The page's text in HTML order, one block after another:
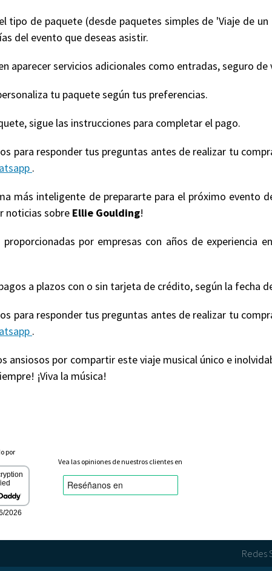
tipo de paquete (desde paquetes simples de 'Viaje de
del evento que deseas asistir.
aparecer servicios adicionales como entradas, seguro
tu paquete según tus preferencias.
sigue las instrucciones para completar el pago.
para responder tus preguntas antes de realizar tu
.
más inteligente de prepararte para el próximo evento
noticias sobre Ellie Goulding!
por empresas con años de experiencia
a plazos con o sin tarjeta de crédito, según la fecha
para responder tus preguntas antes de realizar tu
.
ansiosos por compartir este viaje musical único e
¡Viva la música!
por
Vea las opiniones de nuestros clientes en
Redes